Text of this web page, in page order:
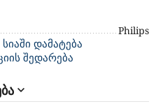
Philips
დამატება
შედარება